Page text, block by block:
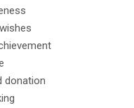
donation